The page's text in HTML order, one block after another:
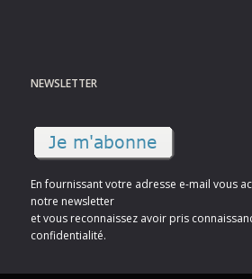
NEWSLETTER
En fournissant votre adresse e-mail vous
notre newsletter
et vous reconnaissez avoir pris
confidentialité.